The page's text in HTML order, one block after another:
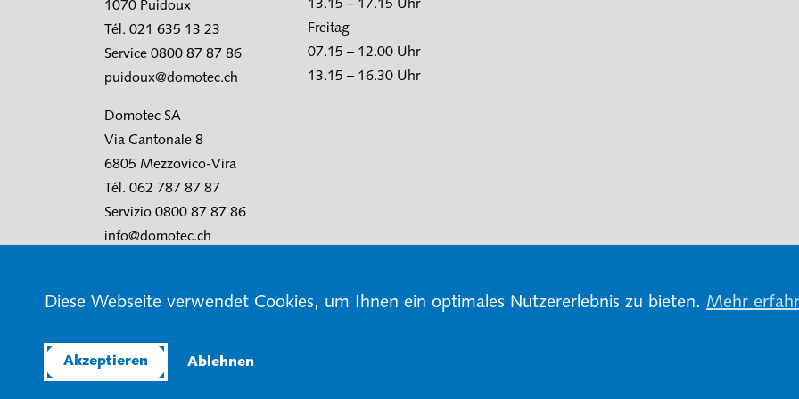
Diese Webseite verwendet Cookies, um Ihnen ein optimales Nutzererlebnis zu bieten. Mehr
Akzeptieren Ablehnen
1070 Puidoux
Tél. 021 635 13 23
Service 0800 87 87 86
puidoux@domotec.ch
Domotec SA
Via Cantonale 8
6805 Mezzovico-Vira
Tél. 062 787 87 87
Servizio 0800 87 87 86
info@domotec.ch
13.15 – 17.15 Uhr
Freitag
07.15 – 12.00 Uhr
13.15 – 16.30 Uhr